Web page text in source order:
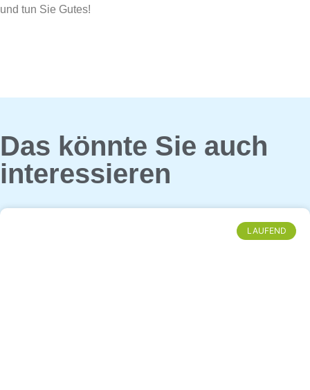
und tun Sie Gutes!
Das könnte Sie auch
interessieren
LAUFEND